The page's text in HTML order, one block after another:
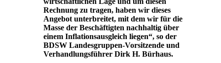
Rechnung zu tragen, haben wir dieses
Angebot unterbreitet, mit dem wir für die
Masse der Beschäftigten nachhaltig über
einem Inflationsausgleich liegen“, so der
BDSW Landesgruppen-Vorsitzende und
Verhandlungsführer Dirk H. Bürhaus.